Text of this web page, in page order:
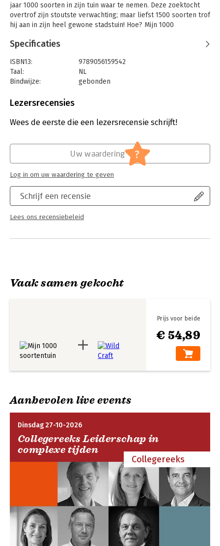
jaar 1000 soorten in zijn tuin waar te nemen. Deze zoektocht
overtrof zijn stoutste verwachting; maar liefst 1500 soorten trof
hij aan in zijn heel gewone stadstuin! Hoe? Mijn 1000
wat je nodig hebt om zoveel soorten in je eigen tuin te vinden
apps – en geeft hij tips-and-tricks om planten, vogels,
libellen, vlinders en nachtvlinders, bodemdieren, korstmossen,
mossen en zoogdieren te vinden of in je tuin te ‘lokken’. Dit
Ga zelf aan de slag met de zoekkaart die in het boek is
op je balkon! Dan smaakt het vanzelf naar meer.
Luc Hoogenstein is een bekende bioloog en prijswinnend
natuurfotograaf. Hij publiceert in binnen- en buitenland.
Specificaties
ISBN13:
9789056159542
Taal:
NL
Bindwijze:
gebonden
Uitgever:
Verschijningsdatum:
30-1-2023
Lezersrecensies
Wees de eerste die een lezersrecensie schrijft!
Schrijf een recensie
Lees ons recensiebeleid
Uw waardering ?
Log in om uw waardering te geven
Vaak samen gekocht
€ 54,89
Prijs voor beide
Aanbevolen live events
Dinsdag 27-10-2026
Collegereeks Leiderschap in
complexe tijden
Collegereeks